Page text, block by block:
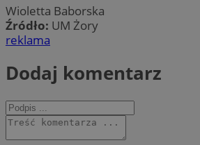
Wioletta Baborska
Źródło: UM Żory
reklama
Dodaj komentarz